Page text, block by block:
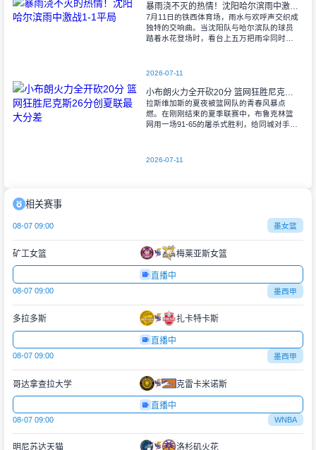
暴雨浇不灭的热情！沈阳哈尔滨雨中激战1-1平局
7月11日的铁西体育场，雨水与欢呼声交织成
独特的交响曲。当沈阳队与哈尔滨队的球员
踏着水花登场时，看台上五万把雨伞同时收
2026-07-11
小布朗火力全开砍20分 篮网狂胜尼克斯26分创夏联最大分差
拉斯维加斯的夏夜被篮网队的青春风暴点
燃。在刚刚结束的夏季联赛中，布鲁克林篮
网用一场91-65的屠杀式胜利，给同城对手尼
2026-07-11
相关赛事
08-07 09:00 墨女篮
矿工女篮 梅莱亚斯女篮
直播中
08-07 09:00 墨西甲
多拉多斯 扎卡特卡斯
直播中
08-07 09:00 墨西甲
哥达拿查拉大学 克雷卡米诺斯
直播中
08-07 09:00 WNBA
明尼苏达天猫 洛杉矶火花